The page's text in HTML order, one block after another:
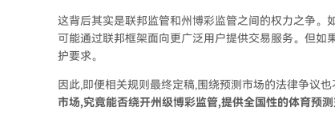
这背后其实是联邦监管和州博彩监管之间的权力之争。
可能通过联邦框架面向更广泛用户提供交易服务。但
护要求。
因此,即便相关规则最终定稿,围绕预测市场的法律争议
市场,究竟能否绕开州级博彩监管,提供全国性的体育预测